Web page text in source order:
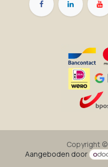
Copyright ©
Aangeboden door